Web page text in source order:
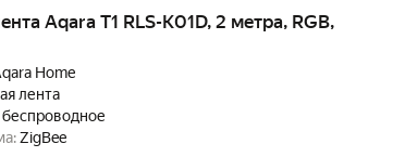
Aqara Т1 RLS-K01D, 2 метра, RGB,
Home
лента
беспроводное
ZigBee